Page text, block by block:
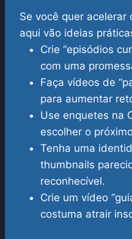
Se você quer acelerar
aqui vão ideias
Crie “episódios
com uma
Faça vídeos de
para aumentar
Use enquetes na
escolher o
Tenha uma
thumbnails
reconhecível.
Crie um vídeo
costuma atrair